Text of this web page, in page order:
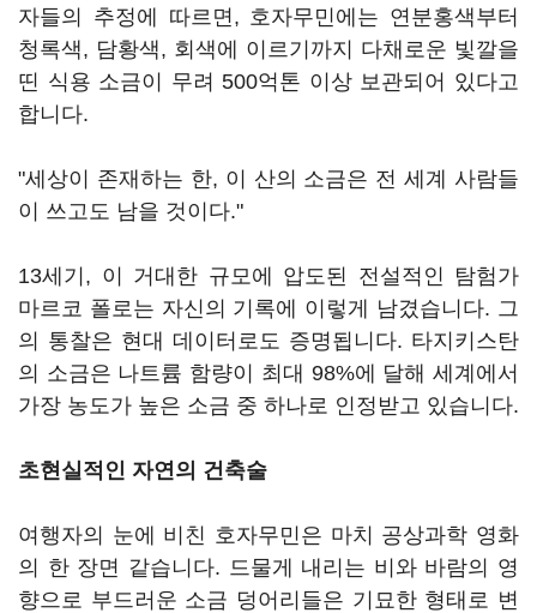
자들의 추정에 따르면, 호자무민에는 연분홍색부터
청록색, 담황색, 회색에 이르기까지 다채로운 빛깔을
띤 식용 소금이 무려 500억톤 이상 보관되어 있다고
합니다.
"세상이 존재하는 한, 이 산의 소금은 전 세계 사람들
이 쓰고도 남을 것이다."
13세기, 이 거대한 규모에 압도된 전설적인 탐험가
마르코 폴로는 자신의 기록에 이렇게 남겼습니다. 그
의 통찰은 현대 데이터로도 증명됩니다. 타지키스탄
의 소금은 나트륨 함량이 최대 98%에 달해 세계에서
가장 농도가 높은 소금 중 하나로 인정받고 있습니다.
초현실적인 자연의 건축술
여행자의 눈에 비친 호자무민은 마치 공상과학 영화
의 한 장면 같습니다. 드물게 내리는 비와 바람의 영
향으로 부드러운 소금 덩어리들은 기묘한 형태로 변